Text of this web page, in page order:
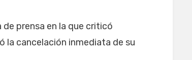
de prensa en la que criticó
la cancelación inmediata de su